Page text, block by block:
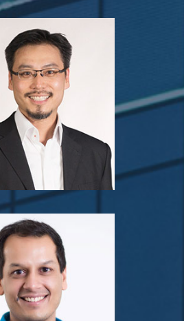
趙子翹
行政總裁
創奇思
Gupta
Founder & CEO
Brinc